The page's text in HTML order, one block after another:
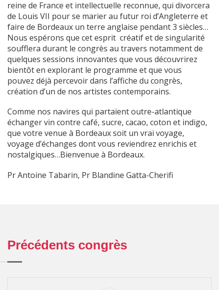
reine de France et intellectuelle reconnue, qui divorcera
de Louis VII pour se marier au futur roi d’Angleterre et
faire de Bordeaux un terre anglaise pendant 3 siècles…
Nous espérons que cet esprit créatif et de singularité
soufflera durant le congrès au travers notamment de
quelques sessions innovantes que vous découvrirez
bientôt en explorant le programme et que vous
pouvez déjà percevoir dans l’affiche du congrès,
création d’un de nos artistes contemporains.
Comme nos navires qui partaient outre-atlantique
échanger vin contre café, sucre, cacao, coton et indigo,
que votre venue à Bordeaux soit un vrai voyage,
voyage d’échanges dont vous reviendrez enrichis et
nostalgiques…Bienvenue à Bordeaux.
Pr Antoine Tabarin, Pr Blandine Gatta-Cherifi
Précédents congrès